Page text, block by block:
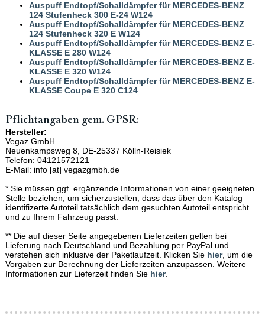
Auspuff Endtopf/Schalldämpfer für MERCEDES-BENZ
124 Stufenheck 300 E-24 W124
Auspuff Endtopf/Schalldämpfer für MERCEDES-BENZ
124 Stufenheck 320 E W124
Auspuff Endtopf/Schalldämpfer für MERCEDES-BENZ E-
KLASSE E 280 W124
Auspuff Endtopf/Schalldämpfer für MERCEDES-BENZ E-
KLASSE E 320 W124
Auspuff Endtopf/Schalldämpfer für MERCEDES-BENZ E-
KLASSE Coupe E 320 C124
Pflichtangaben gem. GPSR:
Hersteller:
Vegaz GmbH
Neuenkampsweg 8, DE-25337 Kölln-Reisiek
Telefon: 04121572121
E-Mail: info [at] vegazgmbh.de
* Sie müssen ggf. ergänzende Informationen von einer geeigneten
Stelle beziehen, um sicherzustellen, dass das über den Katalog
identifizerte Autoteil tatsächlich dem gesuchten Autoteil entspricht
und zu Ihrem Fahrzeug passt.
** Die auf dieser Seite angegebenen Lieferzeiten gelten bei
Lieferung nach Deutschland und Bezahlung per PayPal und
verstehen sich inklusive der Paketlaufzeit. Klicken Sie hier, um die
Vorgaben zur Berechnung der Lieferzeiten anzupassen. Weitere
Informationen zur Lieferzeit finden Sie hier.